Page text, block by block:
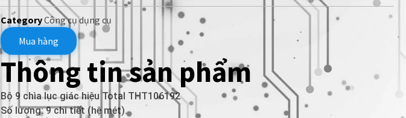
CategoryCông cụ dụng cụ
Mua hàng
Thông tin sản phẩm
Bộ 9 chìa lục giác hiệu Total THT106192
Số lượng: 9 chi tiết (hệ mét).